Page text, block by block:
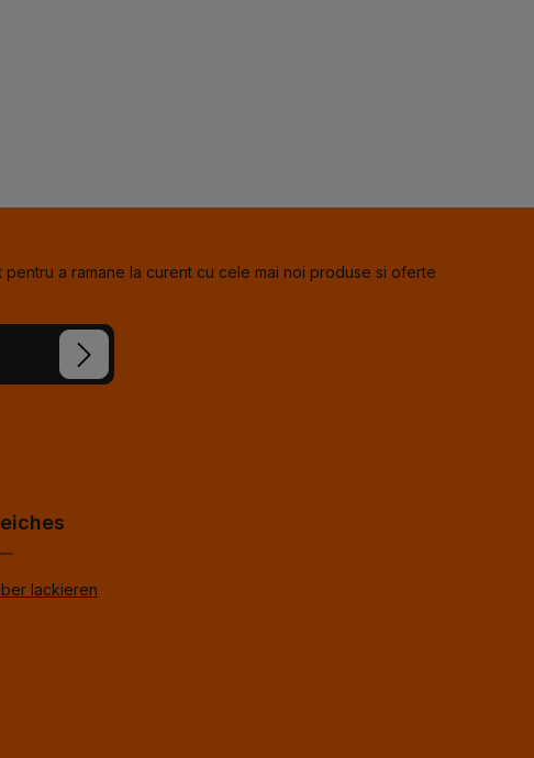
a ramane la curent cu cele mai noi produse si oferte
lackieren